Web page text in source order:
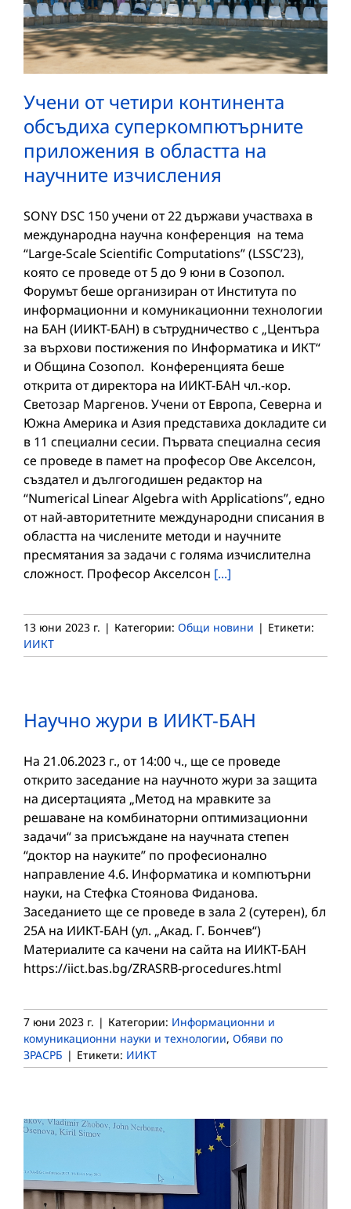
Учени от четири континента
обсъдиха суперкомпютърните
приложения в областта на
научните изчисления
SONY DSC 150 учени от 22 държави участваха в
международна научна конференция на тема
“Large-Scale Scientific Computations” (LSSC’23),
която се проведе от 5 до 9 юни в Созопол.
Форумът беше организиран от Института по
информационни и комуникационни технологии
на БАН (ИИКТ-БАН) в сътрудничество с „Центъра
за върхови постижения по Информатика и ИКТ“
и Община Созопол. Конференцията беше
открита от директора на ИИКТ-БАН чл.-кор.
Светозар Маргенов. Учени от Европа, Северна и
Южна Америка и Азия представиха докладите си
в 11 специални сесии. Първата специална сесия
се проведе в памет на професор Ове Акселсон,
създател и дългогодишен редактор на
“Numerical Linear Algebra with Applications”, едно
от най-авторитетните международни списания в
областта на числените методи и научните
пресмятания за задачи с голяма изчислителна
сложност. Професор Акселсон [...]
13 юни 2023 г. | Категории: Общи новини | Етикети:
ИИКТ
Научно жури в ИИКТ-БАН
На 21.06.2023 г., от 14:00 ч., ще се проведе
открито заседание на научното жури за защита
на дисертацията „Метод на мравките за
решаване на комбинаторни оптимизационни
задачи“ за присъждане на научната степен
“доктор на науките” по професионално
направление 4.6. Информатика и компютърни
науки, на Стефка Стоянова Фиданова.
Заседанието ще се проведе в зала 2 (сутерен), бл
25А на ИИКТ-БАН (ул. „Акад. Г. Бончев“)
Материалите са качени на сайта на ИИКТ-БАН
https://iict.bas.bg/ZRASRB-procedures.html
7 юни 2023 г. | Категории: Информационни и
комуникационни науки и технологии, Обяви по
ЗРАСРБ | Етикети: ИИКТ